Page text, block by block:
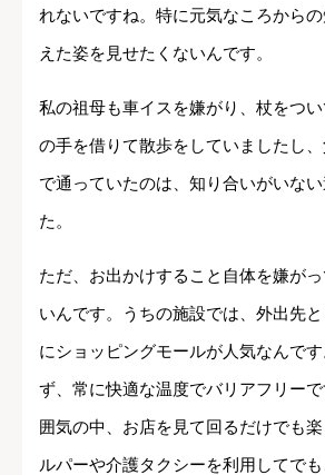
れないですね。特に元気なころから
えた姿を見せたくないんです。
私の祖母も車イスを嫌がり、杖をつ
の手を借りて散歩をしていましたし
で通っていたのは、知り合いがいな
た。
ただ、お出かけすること自体を嫌が
いんです。うちの施設では、外出先
にショッピングモールが人気なんで
ず、常に快適な温度でバリアフリー
囲気の中、お店を見て回るだけでも
ルパーや介護タクシーを利用してで